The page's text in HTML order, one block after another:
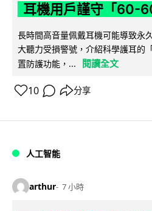
耳機用戶謹守「60-
長時間高音量佩戴耳機可能導致永
大聽力受損警號，介紹科學護耳的
置防護功能，...
閱讀全文
10 分享
人工智能
arthur 7 小時